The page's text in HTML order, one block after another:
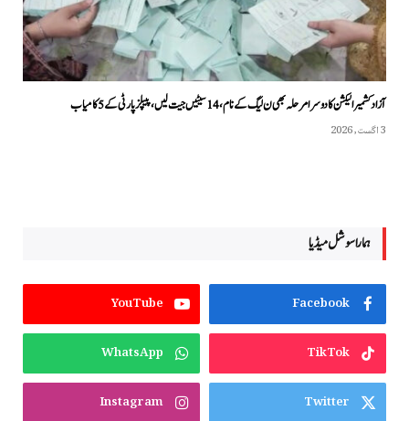
آزاد کشمیر الیکشن کا دوسرا مرحلہ بھی ن لیگ کے نام، 14 سیٹیں جیت لیں، پیپلزپارٹی کے 5 کامیاب
3 اگست, 2026
ہمارا سوشل میڈیا
Facebook
YouTube
TikTok
WhatsApp
Twitter
Instagram